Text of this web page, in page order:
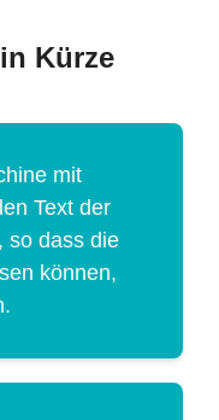
Kürze
mit
Text der
so dass die
können,